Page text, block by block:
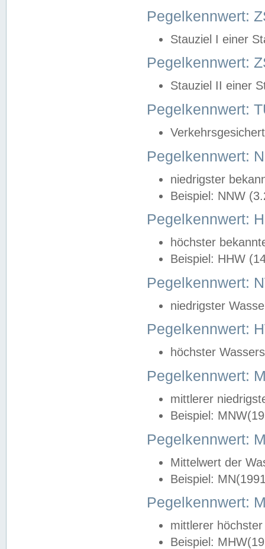
Pegelkennwert:
Stauziel I einer
Pegelkennwert:
Stauziel II einer
Pegelkennwert:
Pegelkennwert:
niedrigster
Beispiel: NNW
Pegelkennwert:
höchster
Beispiel: HHW
Pegelkennwert:
niedrigster
Pegelkennwert:
höchster
Pegelkennwert:
mittlerer
Beispiel:
Pegelkennwert:
Mittelwert der
Beispiel:
Pegelkennwert:
mittlerer
Beispiel: